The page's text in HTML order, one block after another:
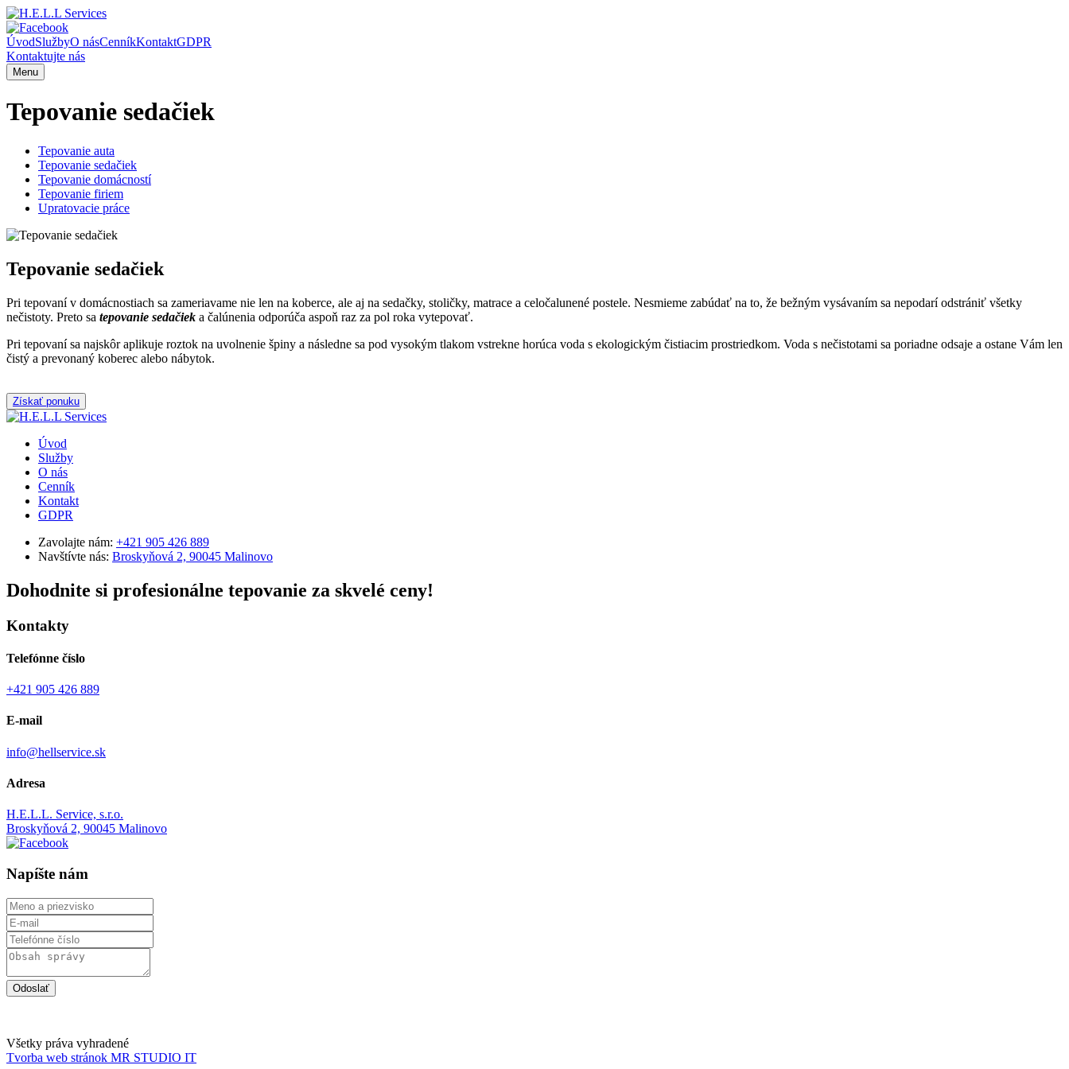
ÚvodSlužbyO násCenníkKontaktGDPR
Kontaktujte nás
Menu
Tepovanie sedačiek
Tepovanie auta
Tepovanie sedačiek
Tepovanie domácností
Tepovanie firiem
Upratovacie práce
Tepovanie sedačiek
Pri tepovaní v domácnostiach sa zameriavame nie len na koberce, ale aj na sedačky, stoličky, matrace a celočalunené postele. Nesmieme zabúdať na to, že bežným vysávaním sa nepodarí odstrániť všetky
nečistoty. Preto sa tepovanie sedačiek a čalúnenia odporúča aspoň raz za pol roka vytepovať.
Pri tepovaní sa najskôr aplikuje roztok na uvolnenie špiny a následne sa pod vysokým tlakom vstrekne horúca voda s ekologickým čistiacim prostriedkom. Voda s nečistotami sa poriadne odsaje a ostane Vám len
čistý a prevonaný koberec alebo nábytok.
Získať ponuku
Úvod
Služby
O nás
Cenník
Kontakt
GDPR
Zavolajte nám: +421 905 426 889
Navštívte nás: Broskyňová 2, 90045 Malinovo
Dohodnite si profesionálne tepovanie za skvelé ceny!
Kontakty
Telefónne číslo
+421 905 426 889
E-mail
info@hellservice.sk
Adresa
H.E.L.L. Service, s.r.o.
Broskyňová 2, 90045 Malinovo
Napíšte nám
Odoslať
Všetky práva vyhradené
Tvorba web stránok MR STUDIO IT